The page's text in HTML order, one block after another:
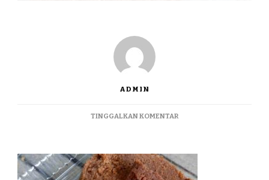
ADMIN
TINGGALKAN KOMENTARPADA
KARAWANG